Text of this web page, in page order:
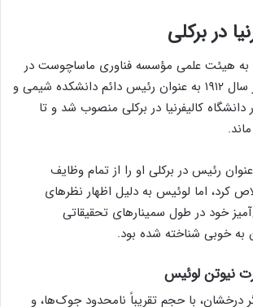
در برکلی
لوئیس به هیئت علمی مؤسسه فناوری ماساچوست در
کمبریج پیوست و در سال ۱۹۱۲ به عنوان رئیس دائم دانشکده شیمی و
کالیفرنیا در برکلی منصوب شد و تا
رئیس در برکلی او را از تمام وظایف
کرد، اما لوئیس به دلیل اظهار نظرهای
خود در طول سمینارهای تحقیقاتی
به خوبی شناخته شده بود.
نیوتن لوئیس
درخشان، با حجم تقریباً نامحدود جوک‌ها، و